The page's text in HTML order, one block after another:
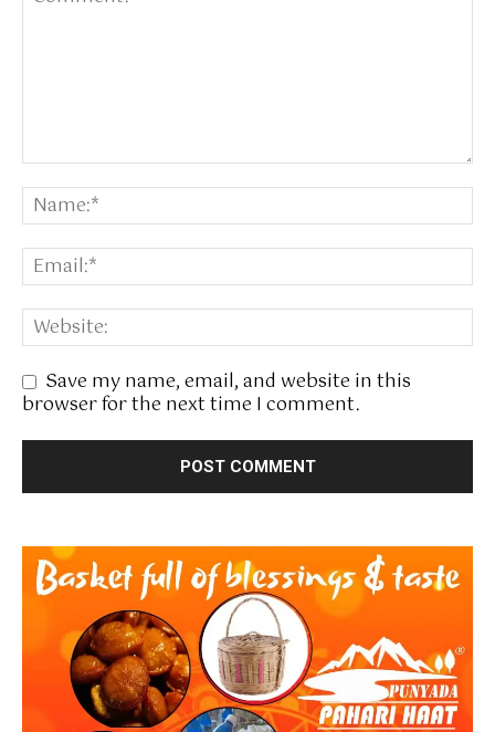
Save my name, email, and website in this
browser for the next time I comment.